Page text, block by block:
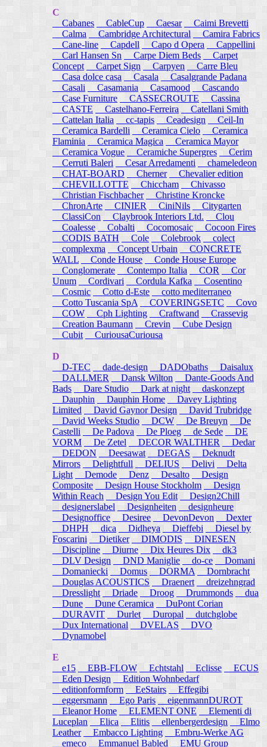
C
Cabanes
CableCup Caesar
Caimi Brevetti
Calma
Cambridge Architectural
Camira Fabrics
Cane-line
Capdell Capo d Opera
Cappellini
Carl Hansen Sn
Carpe Diem Beds
Carpet
Concept
Carpet Sign Carpyen
Carre Bleu
Casa dolce casa
Casala
Casalgrande Padana
Casali
Casamania Casamood
Cascando
Case Furniture
CASSECROUTE
Cassina
CASTE
Castelhano-Ferreira
Catellani Smith
Cattelan Italia
cc-tapis Ceadesign
Ceil-In
Ceramica Bardelli
Ceramica Cielo
Ceramica
Flaminia
Ceramica Magica
Ceramica Mayor
Ceramica Vogue
Ceramiche Supergres Cerim
Cerruti Baleri
Cesar Arredamenti
chameledeon
CHAT-BOARD
Cherner
Chevalier edition
CHEVILLOTTE
Chiccham
Chivasso
Christian Fischbacher
Christine Kroncke
ChronArte
CINIER CiniNils
Citygarten
ClassiCon
Claybrook Interiors Ltd.
Clou
Coalesse
Cobalti Cocomosaic
Cocoon Fires
CODIS BATH
Cole Colebrook
colect
complexma
Concept Urbain
CONCRETE
WALL
Conde House
Conde House Europe
Conglomerate
Contempo Italia COR
Cor
Unum
Cordivari Cordula Kafka
Cosentino
Cosmic
Cotto d-Este
cotto mediterraneo
Cotto Tuscania SpA
COVERINGSETC
Covo
COW
Cph Lighting Craftwand
Crassevig
Creation Baumann
Crevin
Cube Design
Cubit
CuriousaCuriousa
D
D-TEC
dade-design DADObaths
Daisalux
DALLMER
Dansk Wilton
Dante-Goods And
Bads
Dare Studio Dark at night
daskonzept
Dauphin
Dauphin Home
Davey Lighting
Limited
David Gaynor Design
David Trubridge
David Weeks Studio
DCW De Breuyn
De
Castelli
De Padova De Ploeg de Sede
DE
VORM
De Zetel DECOR WALTHER
Dedar
DEDON
Deesawat DEGAS
Deknudt
Mirrors
Delightfull DELIUS Delivi
Delta
Light
Demode Denz Desalto
Design
Composite
Design House Stockholm
Design
Within Reach
Design You Edit
Design2Chill
designerslabel
Designheiten
designheure
Designoffice
Desiree DevonDevon
Dexter
DHPH
dica Didheya Dieffebi
Diesel by
Foscarini
Dietiker DIMODIS
DINESEN
Discipline
Diurne Dix Heures Dix
dk3
DLV Design
DND Maniglie do-ce
Domani
Domaniecki
Domus DORMA
Dornbracht
Douglas ACOUSTICS
Draenert
dreizehngrad
Dresslight Driade Droog Drummonds
dua
Dune
Dune Ceramica
DuPont Corian
DURAVIT
Durlet Duropal
dutchglobe
Dux International
DVELAS
DVO
Dynamobel
E
e15 EBB-FLOW Echtstahl Eclisse
ECUS
Eden Design
Edition Wohnbedarf
editionformform
EeStairs
Effegibi
eggersmann
Ego Paris
eigenmannDUROT
Eleanor Home
ELEMENT ONE
Elementi di
Luceplan
Elica Elitis ellenbergerdesign
Elmo
Leather
Embacco Lighting
Embru-Werke AG
emeco
Emmanuel Babled
EMU Group